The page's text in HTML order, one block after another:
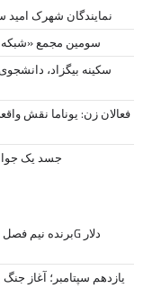
نمايندگان شهرک امید
سومین مجمع «شبکه
سکینه بیگزاد،
فعالان زن: یوناما نقش
جسد یک